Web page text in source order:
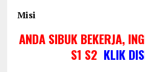
Misi
ANDA SIBUK BEKERJA,
S1 S2 KLIK